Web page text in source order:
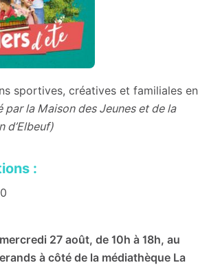
sportives, créatives et familiales en
par la Maison des Jeunes et de la
d’Elbeuf)
:
27 août, de 10h à 18h, au
à côté de la médiathèque La